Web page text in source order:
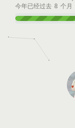
今年已经过去 8 个月